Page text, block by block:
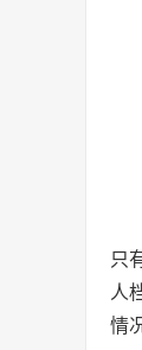
只
人
情